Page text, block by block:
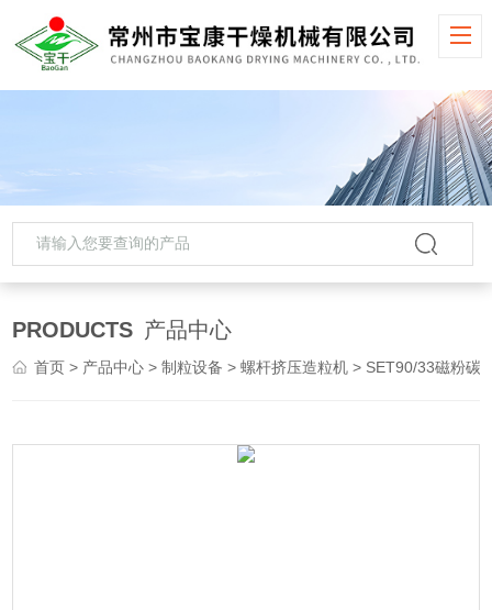
PRODUCTS 产品中心
首页 > 产品中心 >制粒设备 >螺杆挤压造粒机 > SET90/33磁粉碳粉螺杆挤压造粒机